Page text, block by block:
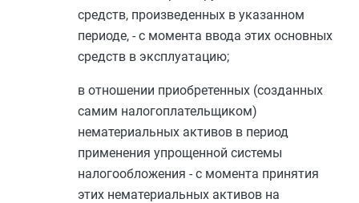
средств, произведенных в указанном
периоде, - с момента ввода этих основных
средств в эксплуатацию;
в отношении приобретенных (созданных
самим налогоплательщиком)
нематериальных активов в период
применения упрощенной системы
налогообложения - с момента принятия
этих нематериальных активов на